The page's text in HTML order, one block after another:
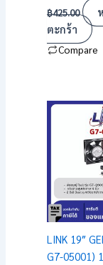
฿425.00
ตะกร้า
Compare
LINK 19″
G7-05001)